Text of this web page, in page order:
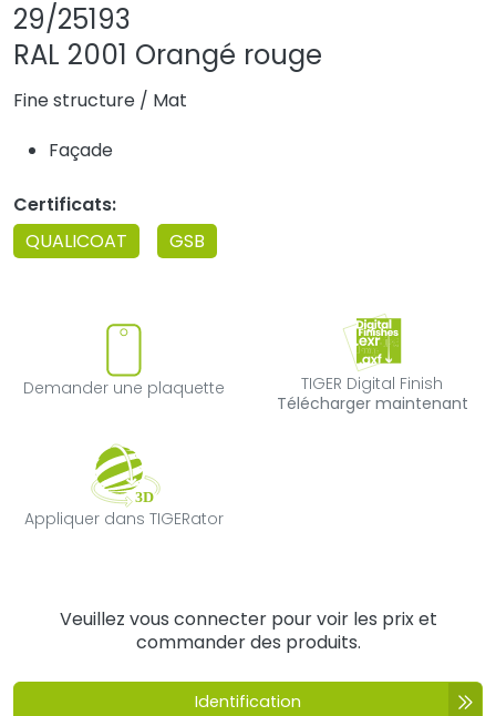
29/25193
RAL 2001 Orangé rouge
Fine structure / Mat
Façade
Certificats:
QUALICOAT
GSB
Demander une plaquette
Demander une plaquette
TIGER Digital
TIGER Digital Finish
Télécharger maintenant
Appliquer dans TIGERator
Appliquer dans TIGERator
Veuillez vous connecter pour voir les prix et
commander des produits.
Identification